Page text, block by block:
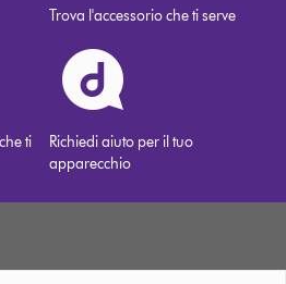
Trova l'accessorio che ti serve
ti
Richiedi aiuto per il tuo
apparecchio